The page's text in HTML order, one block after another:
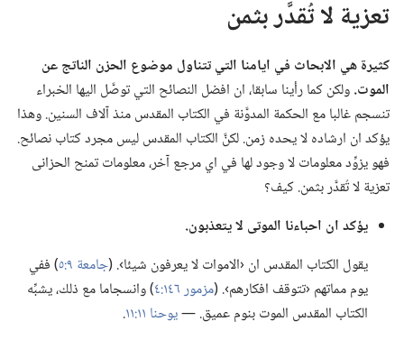
تعزية لا تُقدَّر بثمن
كثيرة هي الابحاث في ايامنا التي تتناول موضوع الحزن الناتج عن
الموت.‏ولكن كما رأينا سابقا،‏ ان افضل النصائح التي توصَّل اليها الخبراء
تنسجم غالبا مع الحكمة المدوَّنة في الكتاب المقدس منذ آلاف السنين.‏ وهذا
يؤكد ان ارشاده لا يحده زمن.‏ لكنَّ الكتاب المقدس ليس مجرد كتاب نصائح.‏
فهو يزوِّد معلومات لا وجود لها في اي مرجع آخر،‏ معلومات تمنح الحزانى
تعزية لا تُقدَّر بثمن.‏ كيف؟‏
يؤكد ان احباءنا الموتى لا يتعذبون.‏
يقول الكتاب المقدس ان ‹الاموات لا يعرفون شيئا›.‏ (‏جامعة ٩:‏٥
‏)‏ ففي
يوم مماتهم ‹تتوقف افكارهم›.‏ (‏مزمور ١٤٦:‏٤
‏)‏ وانسجاما مع ذلك،‏ يشبِّه
الكتاب المقدس الموت بنوم عميق.‏ —‏يوحنا ١١:‏١١
‏.‏